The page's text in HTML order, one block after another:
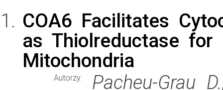
COA6 Facilitates
as Thiolreductase for
Mitochondria
Autorzy:
Pacheu-Grau